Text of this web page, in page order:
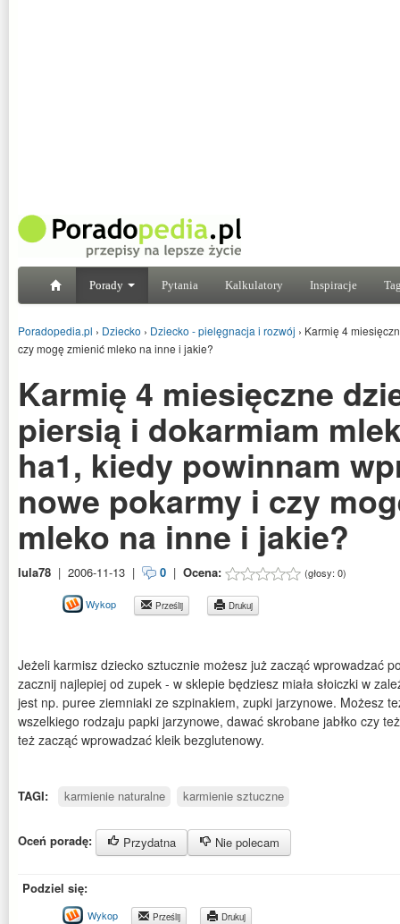
Porady Pytania Kalkulatory Inspiracje
Poradopedia.pl › Dziecko › Dziecko - pielęgnacja i rozwój › Karmię 4
czy mogę zmienić mleko na inne i jakie?
Karmię 4 miesięczne
piersią i dokarmiam
ha1, kiedy powinnam
nowe pokarmy i czy
mleko na inne i jakie?
lula78 | 2006-11-13 | 0 | Ocena: (głosy: 0)
Wykop Prześlij Drukuj
Jeżeli karmisz dziecko sztucznie możesz już zacząć wprowadzać
zacznij najlepiej od zupek - w sklepie będziesz miała słoiczki w
jest np. puree ziemniaki ze szpinakiem, zupki jarzynowe. Możesz
wszelkiego rodzaju papki jarzynowe, dawać skrobane jabłko czy
też zacząć wprowadzać kleik bezglutenowy.
TAGI: karmienie naturalne karmienie sztuczne
Oceń poradę: Przydatna Nie polecam
Podziel się:
Wykop Prześlij Drukuj